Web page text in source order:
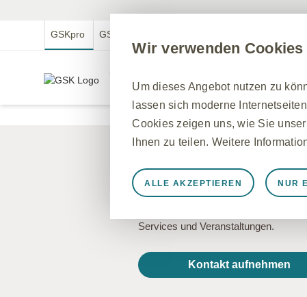
GSKpro GSKmed
Für medizinische Fachkreise in Deutschland
Sie haben eine
Services und Veranstaltungen.
Kontakt aufnehmen
Wir verwenden Cookies
Um dieses Angebot nutzen zu
lassen sich moderne
Cookies zeigen uns, wie Sie
Ihnen zu teilen. Weitere
Immer aktiv Nur unbedingt
Notwendig, damit die Website
speichern, Cookie- und Tag-
werden einige Cookies als
gleichkommen, wie z. B. das
NUR
ALLE AKZEPTIEREN